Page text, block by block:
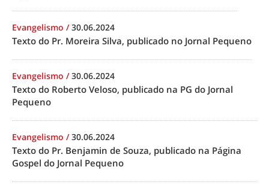
Evangelismo /30.06.2024
Texto do Pr. Moreira Silva, publicado no Jornal Pequeno
Evangelismo /30.06.2024
Texto do Roberto Veloso, publicado na PG do Jornal
Pequeno
Evangelismo /30.06.2024
Texto do Pr. Benjamin de Souza, publicado na Página
Gospel do Jornal Pequeno